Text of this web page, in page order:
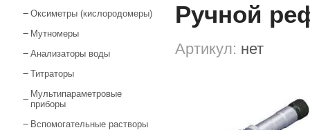
Ручной
Артикул: нет
Оксиметры (кислородомеры)
Мутномеры
Анализаторы воды
Титраторы
Мультипараметровые
приборы
Вспомогательные растворы